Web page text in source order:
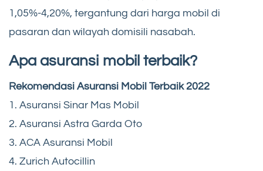
1,05%-4,20%, tergantung dari harga mobil di
pasaran dan wilayah domisili nasabah.
Apa asuransi mobil terbaik?
Rekomendasi Asuransi Mobil Terbaik 2022
1. Asuransi Sinar Mas Mobil
2. Asuransi Astra Garda Oto
3. ACA Asuransi Mobil
4. Zurich Autocillin